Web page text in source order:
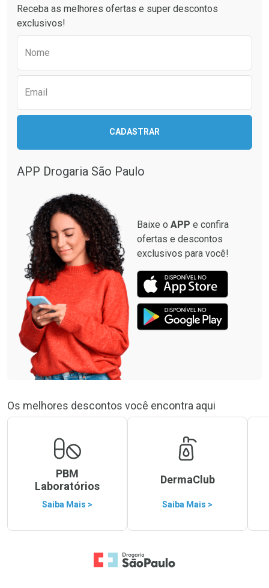
Receba as melhores ofertas e super descontos
exclusivos!
Nome
Email
CADASTRAR
APP Drogaria São Paulo
Baixe o APP e confira
ofertas e descontos
exclusivos para você!
Os melhores descontos você encontra aqui
PBM
Laboratórios
Saiba Mais >
DermaClub
Saiba Mais >
Ir para a Home